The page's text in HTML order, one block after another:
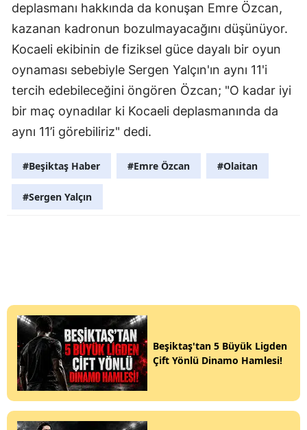
deplasmanı hakkında da konuşan Emre Özcan,
kazanan kadronun bozulmayacağını düşünüyor.
Kocaeli ekibinin de fiziksel güce dayalı bir oyun
oynaması sebebiyle Sergen Yalçın'ın aynı 11'i
tercih edebileceğini öngören Özcan; "O kadar iyi
bir maç oynadılar ki Kocaeli deplasmanında da
aynı 11’i görebiliriz" dedi.
#Beşiktaş Haber #Emre Özcan #Olaitan
#Sergen Yalçın
Beşiktaş'tan 5 Büyük Ligden
Çift Yönlü Dinamo Hamlesi!